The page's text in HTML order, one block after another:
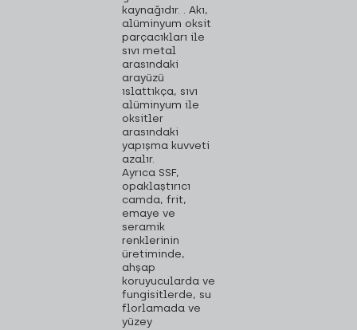
kaynağıdır. . Akı,
alüminyum oksit
parçacıkları ile
sıvı metal
arasındaki
arayüzü
ıslattıkça, sıvı
alüminyum ile
oksitler
arasındaki
yapışma kuvveti
azalır.
Ayrıca SSF,
opaklaştırıcı
camda, frit,
emaye ve
seramik
renklerinin
üretiminde,
ahşap
koruyucularda ve
fungisitlerde, su
florlamada ve
yüzey